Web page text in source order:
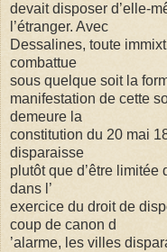
devait disposer d’elle-
l’étranger. Avec
Dessalines, toute
combattue
sous quelque soit la
manifestation de cette
demeure la
constitution du 20 mai
disparaisse
plutôt que d’être
dans l’
exercice du droit de
coup de canon d
’alarme, les villes